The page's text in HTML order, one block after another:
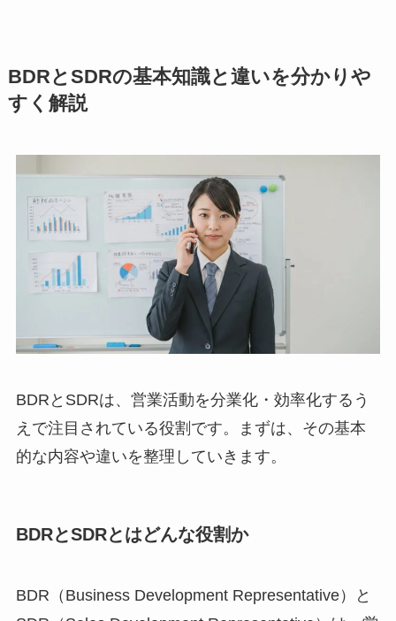
BDRとSDRの基本知識と違いを分かりや
すく解説
BDRとSDRは、営業活動を分業化・効率化するう
えで注目されている役割です。まずは、その基本
的な内容や違いを整理していきます。
BDRとSDRとはどんな役割か
BDR（Business Development Representative）と